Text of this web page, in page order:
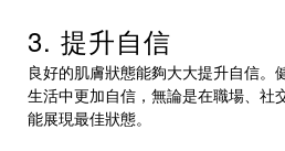
3. 提升自信
良好的肌膚狀態能夠大大提升自信。
生活中更加自信，無論是在職場、社
能展現最佳狀態。